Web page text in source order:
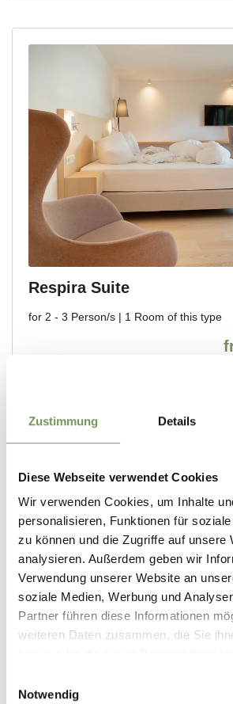
Zustimmung Details
Diese Webseite verwendet Cookies
Wir verwenden Cookies, um Inhalte
personalisieren, Funktionen für
zu können und die Zugriffe auf unsere
analysieren. Außerdem geben wir
Verwendung unserer Website an
soziale Medien, Werbung und
Partner führen diese Informationen
weiteren Daten zusammen, die Sie
Notwendig